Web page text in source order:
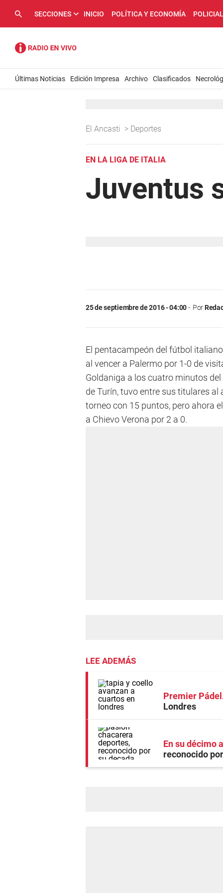
SECCIONES INICIO POLÍTICA Y ECONOMÍA
Últimas Noticias Edición Impresa Archivo Clasificados
El Ancasti > Deportes
EN LA LIGA DE ITALIA
Juventus
25 de septiembre de 2016 - 04:00 Por
El pentacampeón del fútbol
al vencer a Palermo por 1-0 de
Goldaniga a los cuatro minutos
de Turín, tuvo entre sus titulares
torneo con 15 puntos, pero ahora
a Chievo Verona por 2 a 0.
LEE ADEMÁS
Premier Pádel
Londres
En su décimo
reconocido